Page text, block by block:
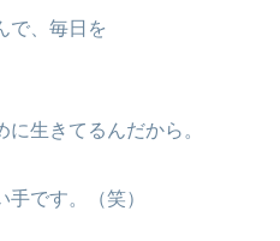
で、毎日を
生きてるんだから。
です。（笑）